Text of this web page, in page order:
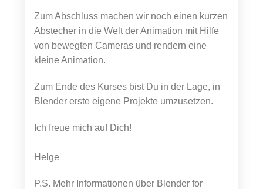
Zum Abschluss machen wir noch einen kurzen
Abstecher in die Welt der Animation mit Hilfe
von bewegten Cameras und rendern eine
kleine Animation.
Zum Ende des Kurses bist Du in der Lage, in
Blender erste eigene Projekte umzusetzen.
Ich freue mich auf Dich!
Helge
P.S. Mehr Informationen über Blender for